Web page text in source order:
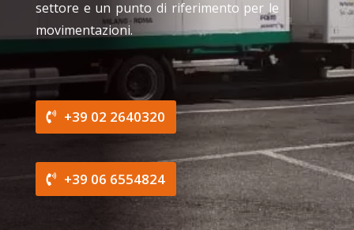
settore e un punto di riferimento per le
movimentazioni.
+39 02 2640320
+39 06 6554824